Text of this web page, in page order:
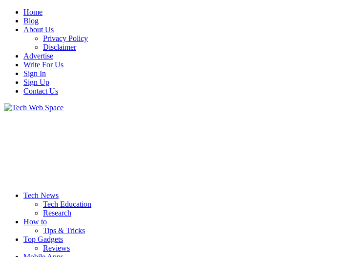
Home
Blog
About Us
Privacy Policy
Disclaimer
Advertise
Write For Us
Sign In
Sign Up
Contact Us
Tech News
Tech Education
Research
How to
Tips & Tricks
Top Gadgets
Reviews